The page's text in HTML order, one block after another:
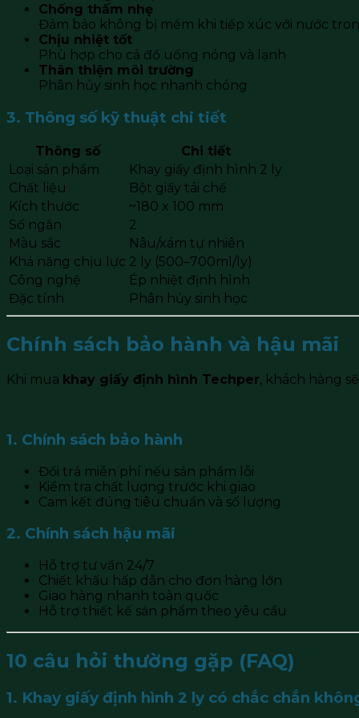
Chống thấm nhẹ
Đảm bảo không bị mềm khi tiếp xúc với nước
Chịu nhiệt tốt
Phù hợp cho cả đồ uống nóng và lạnh
Thân thiện môi trường
Phân hủy sinh học nhanh chóng
3. Thông số kỹ thuật chi tiết
Thông số
Chi tiết
Loại sản phẩm
Khay giấy định hình 2 ly
Chất liệu
Bột giấy tái chế
Kích thước
~180 x 100 mm
Số ngăn
2
Màu sắc
Nâu/xám tự nhiên
Khả năng chịu lực 2 ly (500–700ml/ly)
Công nghệ
Ép nhiệt định hình
Đặc tính
Phân hủy sinh học
Chính sách bảo hành và hậu mãi
Khi mua khay giấy định hình Techper, khách hàng
1. Chính sách bảo hành
Đổi trả miễn phí nếu sản phẩm lỗi
Kiểm tra chất lượng trước khi giao
Cam kết đúng tiêu chuẩn và số lượng
2. Chính sách hậu mãi
Hỗ trợ tư vấn 24/7
Chiết khấu hấp dẫn cho đơn hàng lớn
Giao hàng nhanh toàn quốc
Hỗ trợ thiết kế sản phẩm theo yêu cầu
10 câu hỏi thường gặp (FAQ)
1. Khay giấy định hình 2 ly có chắc chắn